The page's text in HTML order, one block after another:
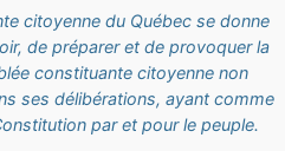
citoyenne du Québec se donne
de préparer et de provoquer la
constituante citoyenne non
ses délibérations, ayant comme
par et pour le peuple.